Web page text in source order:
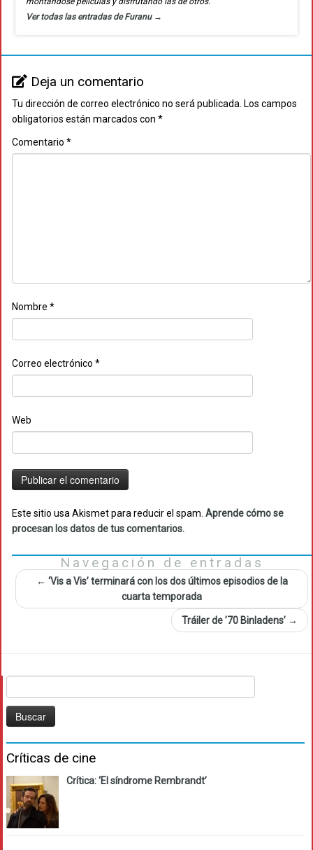
Ver todas las entradas de Furanu →
Deja un comentario
Tu dirección de correo electrónico no será publicada. Los campos
obligatorios están marcados con *
Comentario *
Nombre *
Correo electrónico *
Web
Este sitio usa Akismet para reducir el spam. Aprende cómo se
procesan los datos de tus comentarios.
Navegación de entradas
← ‘Vis a Vis’ terminará con los dos últimos episodios de la
cuarta temporada
Tráiler de ’70 Binladens’ →
Críticas de cine
Crítica: ‘El síndrome Rembrandt’